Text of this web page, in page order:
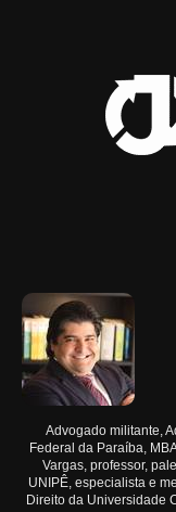
Advogado militante,
Federal da Paraíba,
Vargas, professor,
UNIPÊ, especialista e
Direito da Universidade